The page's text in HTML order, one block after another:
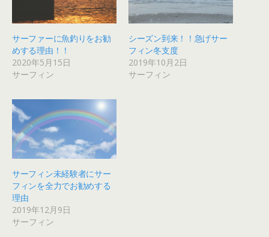
サーファーに魚釣りをお勧
めする理由！！
2020年5月15日
サーフィン
シーズン到来！！急げサー
フィン冬支度
2019年10月2日
サーフィン
サーフィン未経験者にサー
フィンを全力でお勧めする
理由
2019年12月9日
サーフィン